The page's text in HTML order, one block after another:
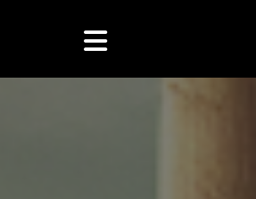
Open
Button